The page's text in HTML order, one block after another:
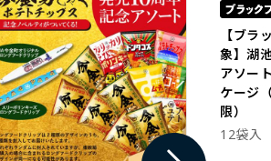
【ブラ
象】湖
アソー
ケージ
限）
12袋入